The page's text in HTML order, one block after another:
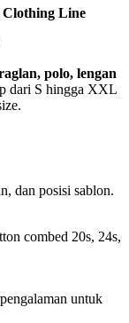
Clothing Line
polo, lengan
dari S hingga XXL
dan posisi sablon.
combed 20s, 24s,
untuk